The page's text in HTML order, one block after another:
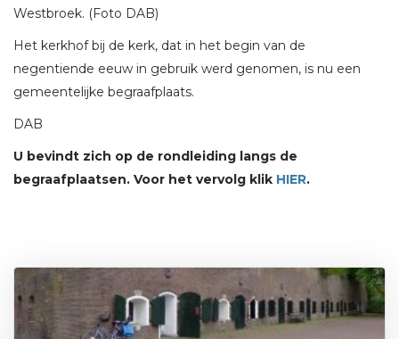
Westbroek. (Foto DAB)
Het kerkhof bij de kerk, dat in het begin van de
negentiende eeuw in gebruik werd genomen, is nu een
gemeentelijke begraafplaats.
DAB
U bevindt zich op de rondleiding langs de
begraafplaatsen. Voor het vervolg klik HIER.